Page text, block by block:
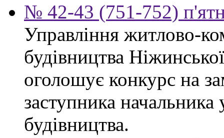
№ 42-43 (751-752)
Управління житлово-
будівництва
оголошує конкурс на
заступника
будівництва.